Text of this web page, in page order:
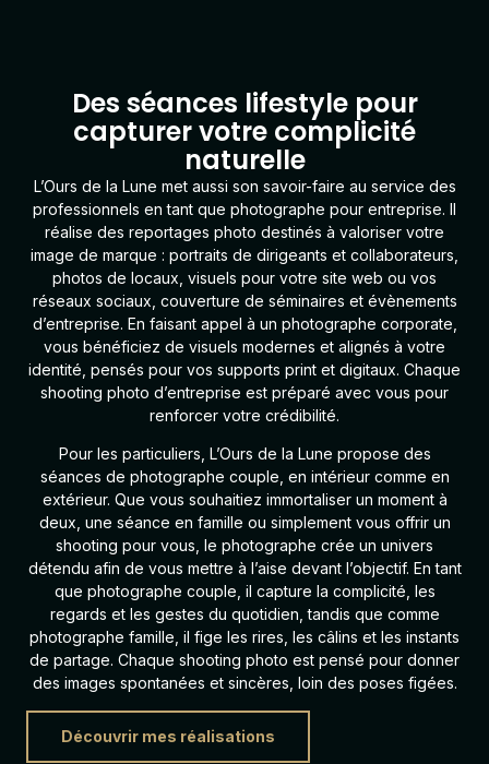
Des séances lifestyle pour
capturer votre complicité
naturelle
L’Ours de la Lune met aussi son savoir-faire au service des
professionnels en tant que photographe pour entreprise. Il
réalise des reportages photo destinés à valoriser votre
image de marque : portraits de dirigeants et collaborateurs,
photos de locaux, visuels pour votre site web ou vos
réseaux sociaux, couverture de séminaires et évènements
d’entreprise. En faisant appel à un photographe corporate,
vous bénéficiez de visuels modernes et alignés à votre
identité, pensés pour vos supports print et digitaux. Chaque
shooting photo d’entreprise est préparé avec vous pour
renforcer votre crédibilité.
Pour les particuliers , L’Ours de la Lune propose des
séances de photographe couple , en intérieur comme en
extérieur. Que vous souhaitiez immortaliser un moment à
deux, une séance en famille ou simplement vous offrir un
shooting pour vous, le photographe crée un univers
détendu afin de vous mettre à l’aise devant l’objectif. En tant
que photographe couple, il capture la complicité, les
regards et les gestes du quotidien, tandis que comme
photographe famille, il fige les rires, les câlins et les instants
de partage. Chaque shooting photo est pensé pour donner
des images spontanées et sincères, loin des poses figées.
Découvrir mes réalisations